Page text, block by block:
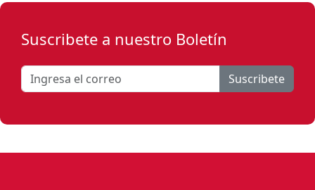
Suscribete a nuestro Boletín
Suscribete